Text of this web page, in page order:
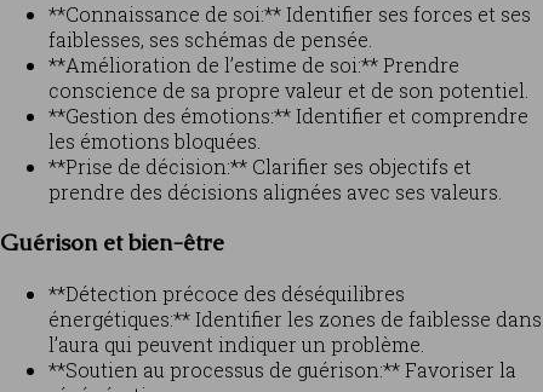
**Connaissance de soi:** Identifier ses forces et ses
faiblesses, ses schémas de pensée.
**Amélioration de l’estime de soi:** Prendre
conscience de sa propre valeur et de son potentiel.
**Gestion des émotions:** Identifier et comprendre
les émotions bloquées.
**Prise de décision:** Clarifier ses objectifs et
prendre des décisions alignées avec ses valeurs.
Guérison et bien-être
**Détection précoce des déséquilibres
énergétiques:** Identifier les zones de faiblesse dans
l’aura qui peuvent indiquer un problème.
**Soutien au processus de guérison:** Favoriser la